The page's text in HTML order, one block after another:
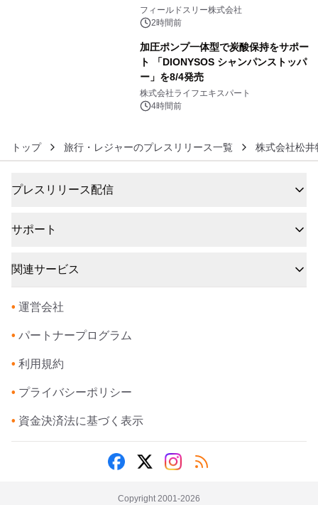
約1300万画素、用途別に選べるコンデ
ジ新登場
フィールドスリー株式会社
2時間前
加圧ポンプ一体型で炭酸保持をサポー
ト 「DIONYSOS シャンパンストッパ
ー」を8/4発売
株式会社ライフエキスパート
4時間前
トップ 旅行・レジャーのプレスリリース一覧 株式会社松井
プレスリリース配信
サポート
関連サービス
• 運営会社
• パートナープログラム
• 利用規約
• プライバシーポリシー
• 資金決済法に基づく表示
Copyright 2001-2026